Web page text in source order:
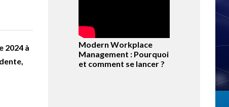
2024 à
Modern Workplace
Management : Pourquoi
et comment se lancer ?